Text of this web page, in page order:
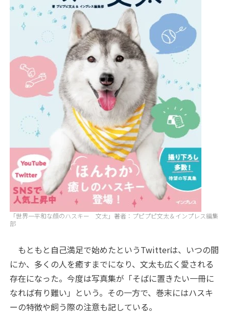
「世界一平和な顔のハスキー 文太」著者：プピプピ文太＆インプレス編集
部
もともと自己満足で始めたというTwitterは、いつの間
にか、多くの人を癒すまでになり、文太も広く愛される
存在になった。今度は写真集が「そばに置きたい一冊に
なれば有り難い」という。その一方で、巻末にはハスキ
ーの特徴や飼う際の注意も記している。